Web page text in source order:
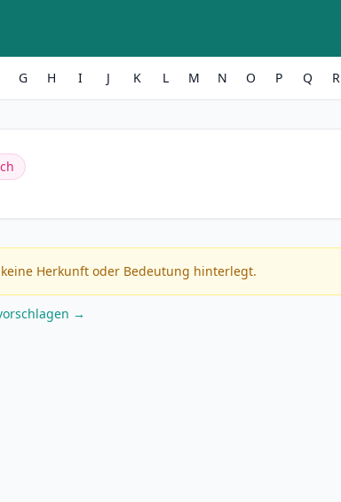
G H I J K L M N O P Q R
Herkunft oder Bedeutung hinterlegt.
→